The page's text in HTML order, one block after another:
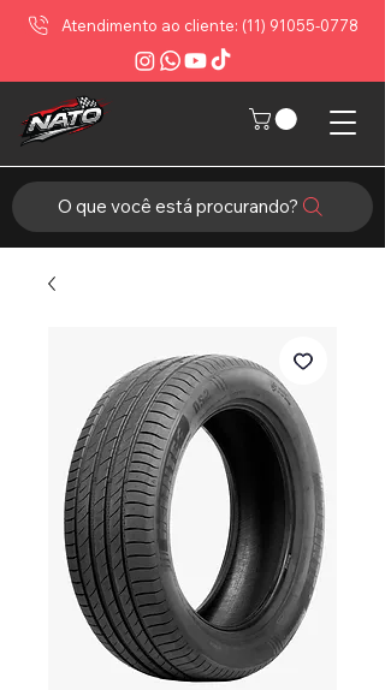
O que você está procurando?
Atendimento ao cliente: (11) 91055-0778